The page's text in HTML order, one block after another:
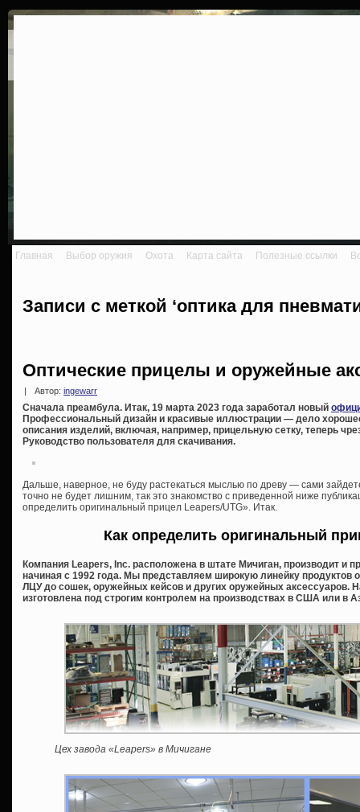
Главная Выбор оружия Охота Карта сайта Полезные ссылки
Записи с меткой ‘оптика для
Оптические прицелы и оружейные
Автор: ingewarr
Сначала преамбула. Итак, 19 марта 2023 года заработал новый
Профессиональный дизайн и красивые иллюстрации — дело
описания изделий, включая, например, прицельную сетку, теперь
Руководство пользователя для скачивания.
Дальше, наверное, не буду растекаться мыслью по древу — сами
точно не будет лишним, так это знакомство с приведенной ниже
определить оригинальный прицел Leapers/UTG». Итак.
Как определить оригинальный
Компания Leapers, Inc. расположена в штате Мичиган, производит и
начиная с 1992 года. Мы представляем широкую линейку продуктов
ЛЦУ до сошек, оружейных кейсов и других оружейных аксессуаров.
изготовлена под строгим контролем на производствах в США или в
Цех завода «Leapers» в Мичигане